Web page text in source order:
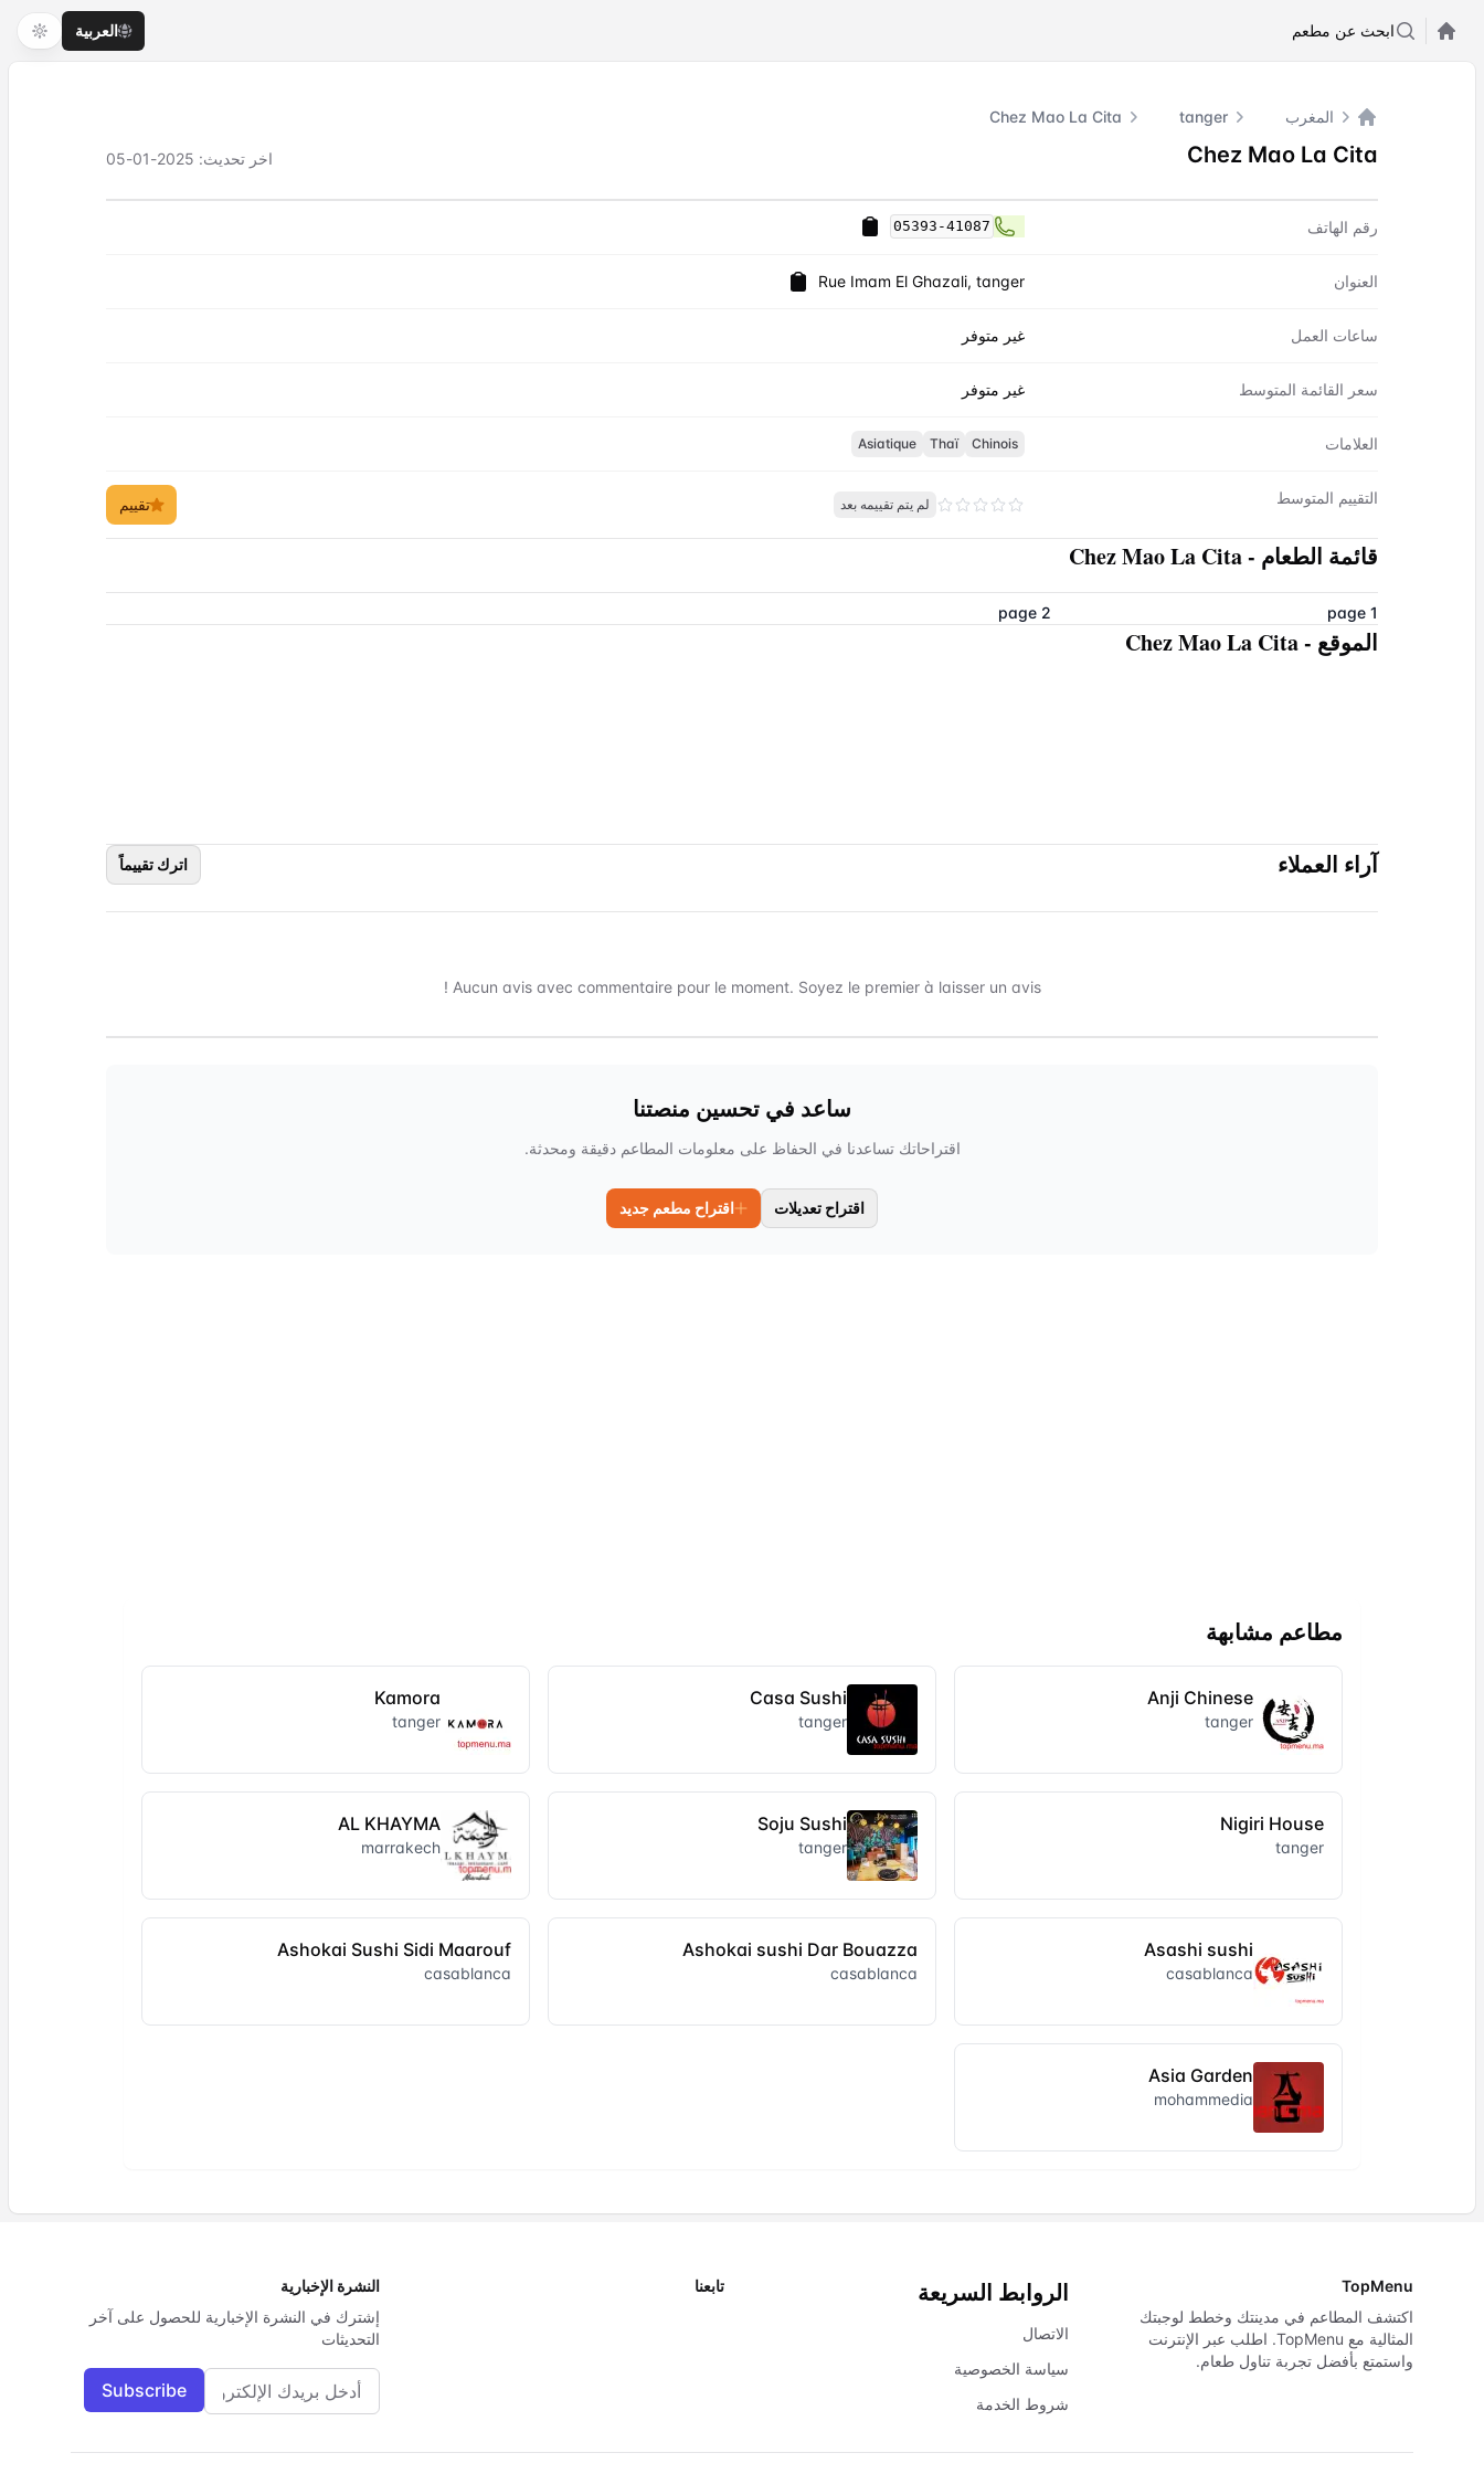
ابحث عن مطعم العربية
الصفحة الرئيسية
المغرب tanger
Chez Mao La Cita
Chez Mao La Cita اخر تحديث:
2025-01-05
اتصل بنا
رقم الهاتف 05393-41087
العنوان Rue Imam El Ghazali, tanger
ساعات العمل غير متوفر
سعر القائمة المتوسط غير متوفر
العلامات Chinois
Thaï
Asiatique
التقييم المتوسط لم يتم تقييمه بعد تقييم
قائمة الطعام -
Chez Mao La Cita
page 1
page 2
الموقع -
Chez Mao La Cita
آراء العملاء اترك تقييماً
Aucun avis avec commentaire pour le moment. Soyez le premier à laisser un avis !
ساعد في تحسين منصتنا
اقتراحاتك تساعدنا في الحفاظ على معلومات المطاعم دقيقة ومحدثة.
اقتراح تعديلات اقتراح مطعم جديد
مطاعم مشابهة
Anji Chinese
tanger
Casa Sushi
tanger
Kamora
tanger
Nigiri House
tanger
Soju Sushi
tanger
AL KHAYMA
marrakech
Asashi sushi
casablanca
Ashokai sushi Dar Bouazza
casablanca
Ashokai Sushi Sidi Maarouf
casablanca
Asia Garden
mohammedia
TopMenu
اكتشف المطاعم في مدينتك وخطط لوجبتك
المثالية مع TopMenu. اطلب عبر الإنترنت
واستمتع بأفضل تجربة تناول طعام.
الروابط السريعة
الاتصال
سياسة الخصوصية
شروط الخدمة
تابعنا
النشرة الإخبارية
إشترك في النشرة الإخبارية للحصول على آخر
التحديثات
البريد الإلكتروني Subscribe